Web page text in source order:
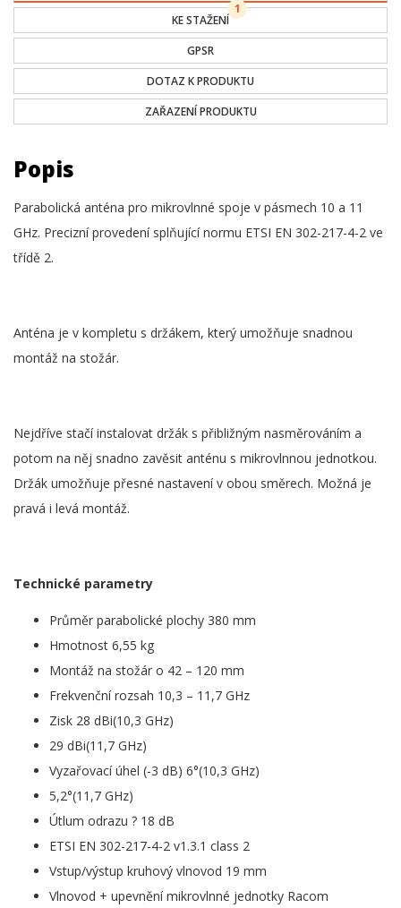
KE STAŽENÍ
1
GPSR
DOTAZ K PRODUKTU
ZAŘAZENÍ PRODUKTU
Popis
Parabolická anténa pro mikrovlnné spoje v pásmech 10 a 11
GHz. Precizní provedení splňující normu ETSI EN 302-217-4-2 ve
třídě 2.
Anténa je v kompletu s držákem, který umožňuje snadnou
montáž na stožár.
Nejdříve stačí instalovat držák s přibližným nasměrováním a
potom na něj snadno zavěsit anténu s mikrovlnnou jednotkou.
Držák umožňuje přesné nastavení v obou směrech. Možná je
pravá i levá montáž.
Technické parametry
Průměr parabolické plochy 380 mm
Hmotnost 6,55 kg
Montáž na stožár o 42 – 120 mm
Frekvenční rozsah 10,3 – 11,7 GHz
Zisk 28 dBi(10,3 GHz)
29 dBi(11,7 GHz)
Vyzařovací úhel (-3 dB) 6°(10,3 GHz)
5,2°(11,7 GHz)
Útlum odrazu ? 18 dB
ETSI EN 302-217-4-2 v1.3.1 class 2
Vstup/výstup kruhový vlnovod 19 mm
Vlnovod + upevnění mikrovlnné jednotky Racom